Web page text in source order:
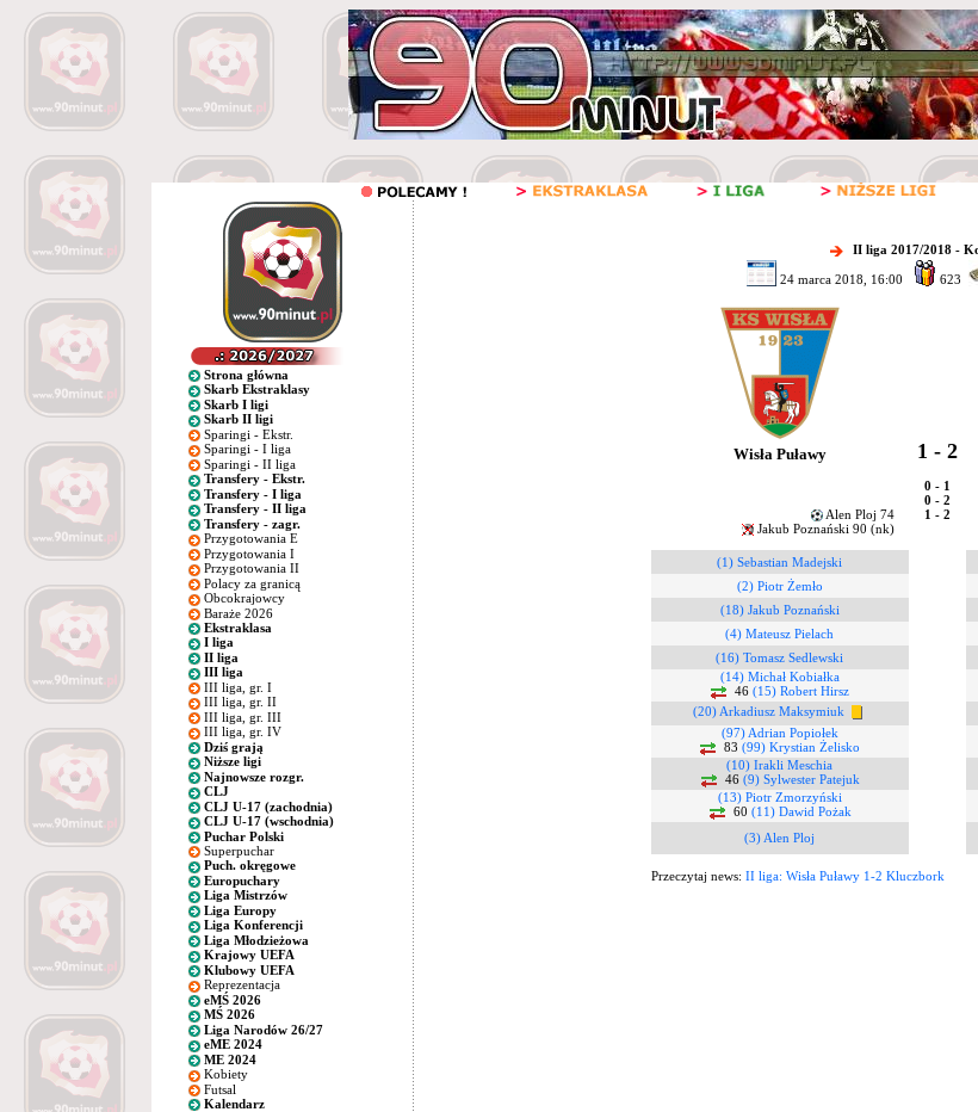
Strona główna
Skarb Ekstraklasy
Skarb I ligi
Skarb II ligi
Sparingi - Ekstr.
Sparingi - I liga
Sparingi - II liga
Transfery - Ekstr.
Transfery - I liga
Transfery - II liga
Transfery - zagr.
Przygotowania E
Przygotowania I
Przygotowania II
Polacy za granicą
Obcokrajowcy
Baraże 2026
Ekstraklasa
I liga
II liga
III liga
III liga, gr. I
III liga, gr. II
III liga, gr. III
III liga, gr. IV
Dziś grają
Niższe ligi
Najnowsze rozgr.
CLJ
CLJ U-17 (zachodnia)
CLJ U-17 (wschodnia)
Puchar Polski
Superpuchar
Puch. okręgowe
Europuchary
Liga Mistrzów
Liga Europy
Liga Konferencji
Liga Młodzieżowa
Krajowy UEFA
Klubowy UEFA
Reprezentacja
eMŚ 2026
MŚ 2026
Liga Narodów 26/27
eME 2024
ME 2024
Kobiety
Futsal
Kalendarz
II liga 2017/2018 -
24 marca 2018, 16:00 623
Wisła Puławy 1 - 2
0 - 1
0 - 2
Alen Ploj 74
1 - 2
Jakub Poznański 90 (nk)
(1) Sebastian Madejski
(2) Piotr Żemło
(18) Jakub Poznański
(4) Mateusz Pielach
(16) Tomasz Sedlewski
(14) Michał Kobiałka
46 (15) Robert Hirsz
(20) Arkadiusz Maksymiuk
(97) Adrian Popiołek
83 (99) Krystian Żelisko
(10) Irakli Meschia
46 (9) Sylwester Patejuk
(13) Piotr Zmorzyński
60 (11) Dawid Pożak
(3) Alen Ploj
Przeczytaj news: II liga: Wisła Puławy 1-2 Kluczbork